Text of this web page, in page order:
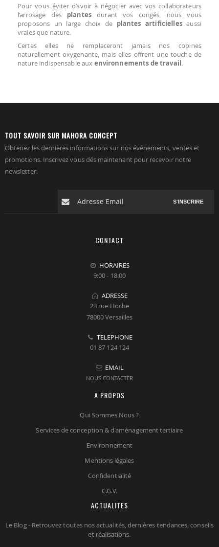
Pour vous éviter d’avoir à négocier avec vos collaborateurs
l’arrosage des plantes durant vos congés, nous vous
proposons un large choix de plantes artificiellesaussi
vraies que nature.
Certes elles ne remplaceront jamais nos copines
naturellement oxygenante, mais elles offrent une touche de
nature indispensable aux environnements de travail .
TOUT SAVOIR SUR MAHORA CONCEPT
Obtenez les dernières informations sur nos événements, ventes et
promotions. Inscrivez vous dés maintenant pour recevoir notre
newsletter.
S'INSCRIRE
CONTACT
HORAIRES
9:00 - 18:00
ADRESSE
23 rue Hoche
78000 Versailles
TELEPHONE
01 87 124 124
EMAIL
NOUS CONTACTER
A PROPOS
Qui Sommes Nous ?
Services de conception & d'aménagement tertiaire
Environnement
Mentions légales
Confidentialité
C.G.V.
ACTUALITES
Le Blog - Retrouvez toutes nos actualités, dernières tendances, conseils
et réalisations.